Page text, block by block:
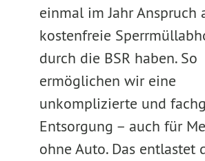
einmal im Jahr Anspruch
kostenfreie
durch die BSR haben. So
ermöglichen wir eine
unkomplizierte und
Entsorgung – auch für
ohne Auto. Das entlastet